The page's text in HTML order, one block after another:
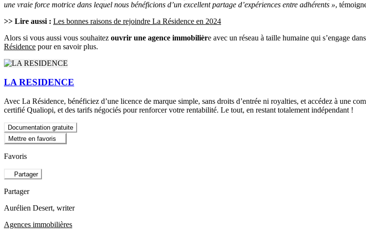
une vraie force motrice dans lequel nous bénéficions d’un excellent partage d’expériences entre adhérents »,
>> Lire aussi : Les bonnes raisons de rejoindre La Résidence en 2024
Alors si vous aussi vous souhaitez ouvrir une agence immobilière avec un réseau à taille humaine qui s’engage
Résidence pour en savoir plus.
LA RESIDENCE
Avec La Résidence, bénéficiez d’une licence de marque simple, sans droits d’entrée ni royalties, et accédez à une
certifié Qualiopi, et des tarifs négociés pour renforcer votre rentabilité. Le tout, en restant totalement indépendant !
Documentation gratuite
Mettre en favoris
Favoris
Partager
Partager
Aurélien Desert, writer
Agences immobilières